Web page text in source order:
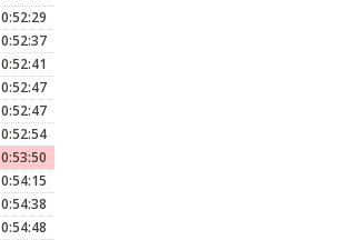
0:52:29
0:52:37
0:52:41
0:52:47
0:52:47
0:52:54
0:53:50
0:54:15
0:54:38
0:54:48